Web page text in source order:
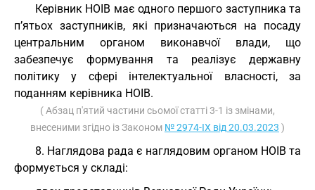
Керівник НОІВ має одного першого заступника та
п’ятьох заступників, які призначаються на посаду
центральним органом виконавчої влади, що
забезпечує формування та реалізує державну
політику у сфері інтелектуальної власності, за
поданням керівника НОІВ.
( Абзац п'ятий частини сьомої статті 3-1 із змінами,
внесеними згідно із Законом № 2974-IX від 20.03.2023 )
8. Наглядова рада є наглядовим органом НОІВ та
формується у складі: